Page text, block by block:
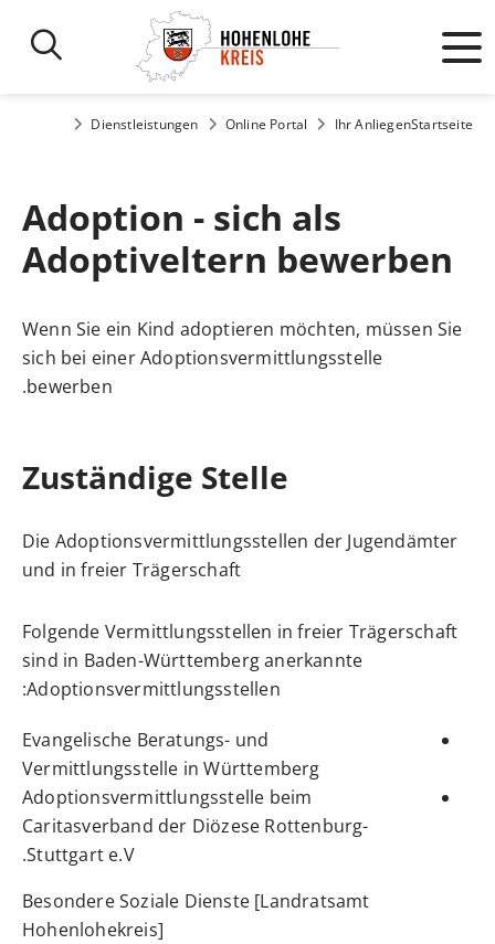
Startseite
Ihr Anliegen
Online Portal
Dienstleistungen
Adoption - sich als
Adoptiveltern bewerben
Wenn Sie ein Kind adoptieren möchten, müssen Sie
sich bei einer Adoptionsvermittlungsstelle
bewerben.
Zuständige Stelle
Die Adoptionsvermittlungsstellen der Jugendämter
und in freier Trägerschaft
Folgende Vermittlungsstellen in freier Trägerschaft
sind in Baden-Württemberg anerkannte
Adoptionsvermittlungsstellen:
Evangelische Beratungs- und
Vermittlungsstelle in Württemberg
Adoptionsvermittlungsstelle beim
Caritasverband der Diözese Rottenburg-
Stuttgart e.V.
Besondere Soziale Dienste [Landratsamt
Hohenlohekreis]